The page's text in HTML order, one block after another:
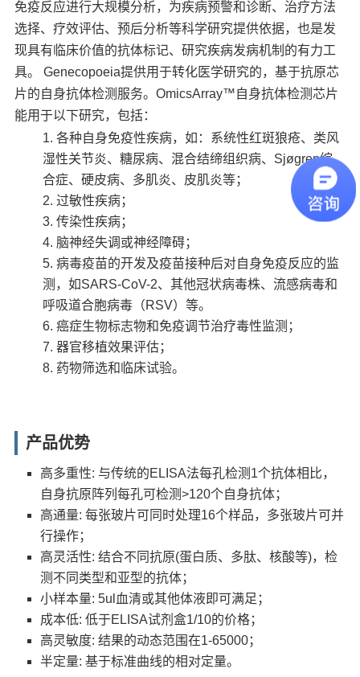
免疫反应进行大规模分析，为疾病预警和诊断、治疗方法
选择、疗效评估、预后分析等科学研究提供依据，也是发
现具有临床价值的抗体标记、研究疾病发病机制的有力工
具。 Genecopoeia提供用于转化医学研究的，基于抗原芯
片的自身抗体检测服务。OmicsArray™自身抗体检测芯片
能用于以下研究，包括：
各种自身免疫性疾病，如：系统性红斑狼疮、类风
湿性关节炎、糖尿病、混合结缔组织病、Sjøgren综
合症、硬皮病、多肌炎、皮肌炎等；
过敏性疾病；
传染性疾病；
脑神经失调或神经障碍；
病毒疫苗的开发及疫苗接种后对自身免疫反应的监
测，如SARS-CoV-2、其他冠状病毒株、流感病毒和
呼吸道合胞病毒（RSV）等。
癌症生物标志物和免疫调节治疗毒性监测；
器官移植效果评估；
药物筛选和临床试验。
产品优势
高多重性: 与传统的ELISA法每孔检测1个抗体相比，
自身抗原阵列每孔可检测>120个自身抗体；
高通量: 每张玻片可同时处理16个样品，多张玻片可并
行操作；
高灵活性: 结合不同抗原(蛋白质、多肽、核酸等)，检
测不同类型和亚型的抗体；
小样本量: 5ul血清或其他体液即可满足；
成本低: 低于ELISA试剂盒1/10的价格；
高灵敏度: 结果的动态范围在1-65000；
半定量: 基于标准曲线的相对定量。